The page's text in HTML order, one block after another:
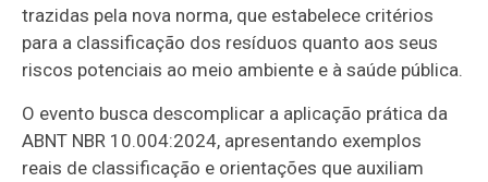
trazidas pela nova norma, que estabelece critérios
para a classificação dos resíduos quanto aos seus
riscos potenciais ao meio ambiente e à saúde pública.
O evento busca descomplicar a aplicação prática da
ABNT NBR 10.004:2024, apresentando exemplos
reais de classificação e orientações que auxiliam